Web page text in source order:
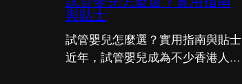
知識。 事前要留意甚麼 在做決定
之前，有幾點值得特別留意。首
先，每個人的情況不盡相同，適合
別人的未必適合自己；其次，資訊
人關注的話題。無論是出於實際需
要還是興趣，先對它有基本認識，
都有助我們作出更明智的決定。這
篇文章會從不同角度，和大家分享
與貼士
試管嬰兒怎麼選？實用指南與貼士
近年，試管嬰兒成為不少香港人關